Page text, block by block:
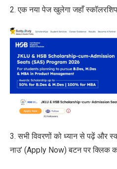
2. एक नया पेज खुलेगा जहाँ स्कॉलरशिप
3. सभी विवरणों को ध्यान से पढ़ें और
नाउ’ (Apply Now) बटन पर क्लिक